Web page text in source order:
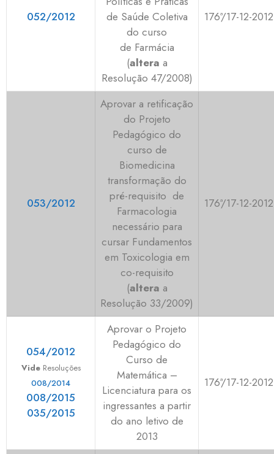
052/2012
de Saúde Coletiva
do curso
de Farmácia
(altera a
Resolução 47/2008)
176ª/17-12-2012
053/2012
Aprovar a retificação
do Projeto
Pedagógico do
curso de
Biomedicina
transformação do
pré-requisito de
Farmacologia
necessário para
cursar Fundamentos
em Toxicologia em
co-requisito
(altera a
Resolução 33/2009)
176ª/17-12-2012
054/2012
VideResoluções
008/2014
008/2015
035/2015
Aprovar o Projeto
Pedagógico do
Curso de
Matemática –
Licenciatura para os
ingressantes a partir
do ano letivo de
2013
176ª/17-12-2012